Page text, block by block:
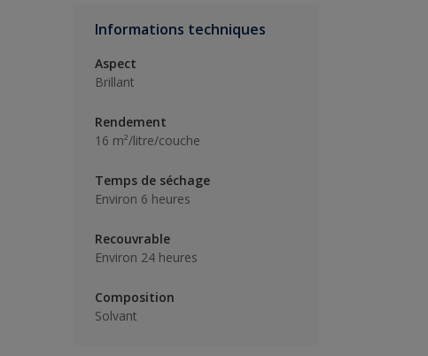
Informations techniques
Aspect
Brillant
Rendement
16 m²/litre/couche
Temps de séchage
Environ 6 heures
Recouvrable
Environ 24 heures
Composition
Solvant